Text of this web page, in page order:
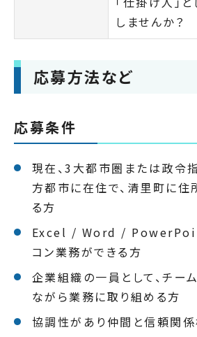
しませんか？
応募方法など
応募条件
現在、3大都市圏または政令
方都市に在住で、清里町に住
る方
Excel / Word /
コン業務ができる方
企業組織の一員として、チー
ながら業務に取り組める方
協調性があり仲間と信頼関